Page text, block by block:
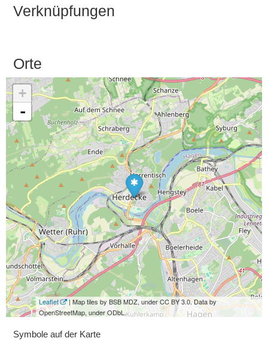
Verknüpfungen
Orte
+
-
Leaflet
| Map tiles by BSB MDZ, under CC BY 3.0. Data by
OpenStreetMap, under ODbL.
Symbole auf der Karte